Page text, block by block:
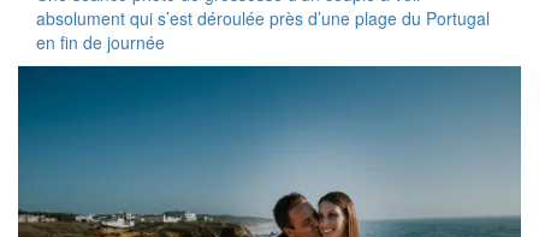
absolument qui s’est déroulée près d’une plage du Portugal
en fin de journée